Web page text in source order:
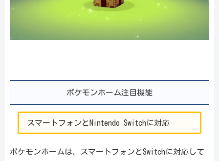
ポケモンホーム注目機能
スマートフォンとNintendo Switchに対応
ポケモンホームは、スマートフォンとSwitchに対応して